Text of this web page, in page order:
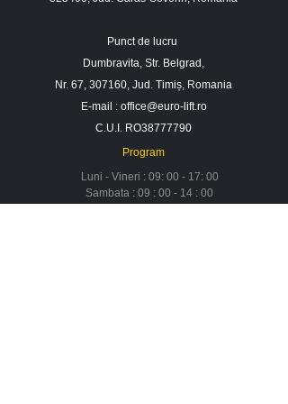
Punct de lucru
Dumbravita, Str. Belgrad,
Nr. 67, 307160, Jud. Timiș, Romania
E-mail : office@euro-lift.ro
C.U.I. RO38777790
Program
Luni - Vineri : 09: 00 - 17: 00
Sambata : 09 : 00 - 14 : 00